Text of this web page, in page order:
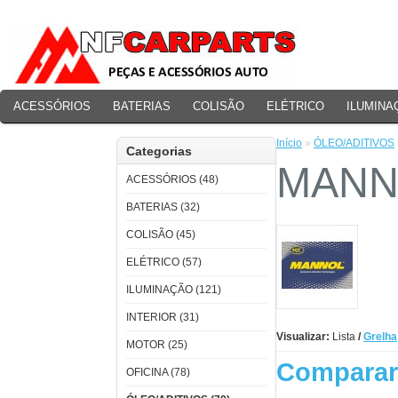
ACESSÓRIOS BATERIAS COLISÃO ELÉTRICO
Categorias
ACESSÓRIOS (48)
BATERIAS (32)
COLISÃO (45)
ELÉTRICO (57)
ILUMINAÇÃO (121)
INTERIOR (31)
MOTOR (25)
OFICINA (78)
Início » ÓLEO/ADITIVOS
Visualizar: Lista / Grelha